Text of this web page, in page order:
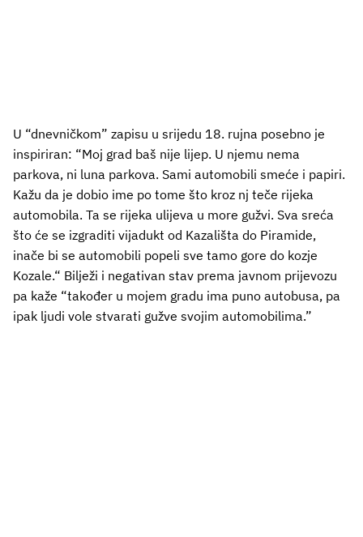
U “dnevničkom” zapisu u srijedu 18. rujna posebno je
inspiriran: “Moj grad baš nije lijep. U njemu nema
parkova, ni luna parkova. Sami automobili smeće i papiri.
Kažu da je dobio ime po tome što kroz nj teče rijeka
automobila. Ta se rijeka ulijeva u more gužvi. Sva sreća
što će se izgraditi vijadukt od Kazališta do Piramide,
inače bi se automobili popeli sve tamo gore do kozje
Kozale.“ Bilježi i negativan stav prema javnom prijevozu
pa kaže “također u mojem gradu ima puno autobusa, pa
ipak ljudi vole stvarati gužve svojim automobilima.”